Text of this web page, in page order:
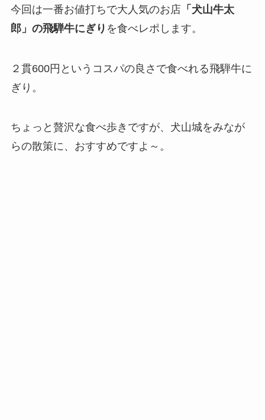
今回は一番お値打ちで大人気のお店「犬山牛太
郎」の飛騨牛にぎり を食べレポします。
２貫600円というコスパの良さで食べれる飛騨牛に
ぎり。
ちょっと贅沢な食べ歩きですが、犬山城をみなが
らの散策に、おすすめですよ～。